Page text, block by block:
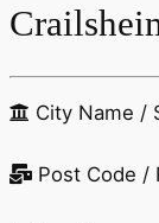
City Name /
Post Code /